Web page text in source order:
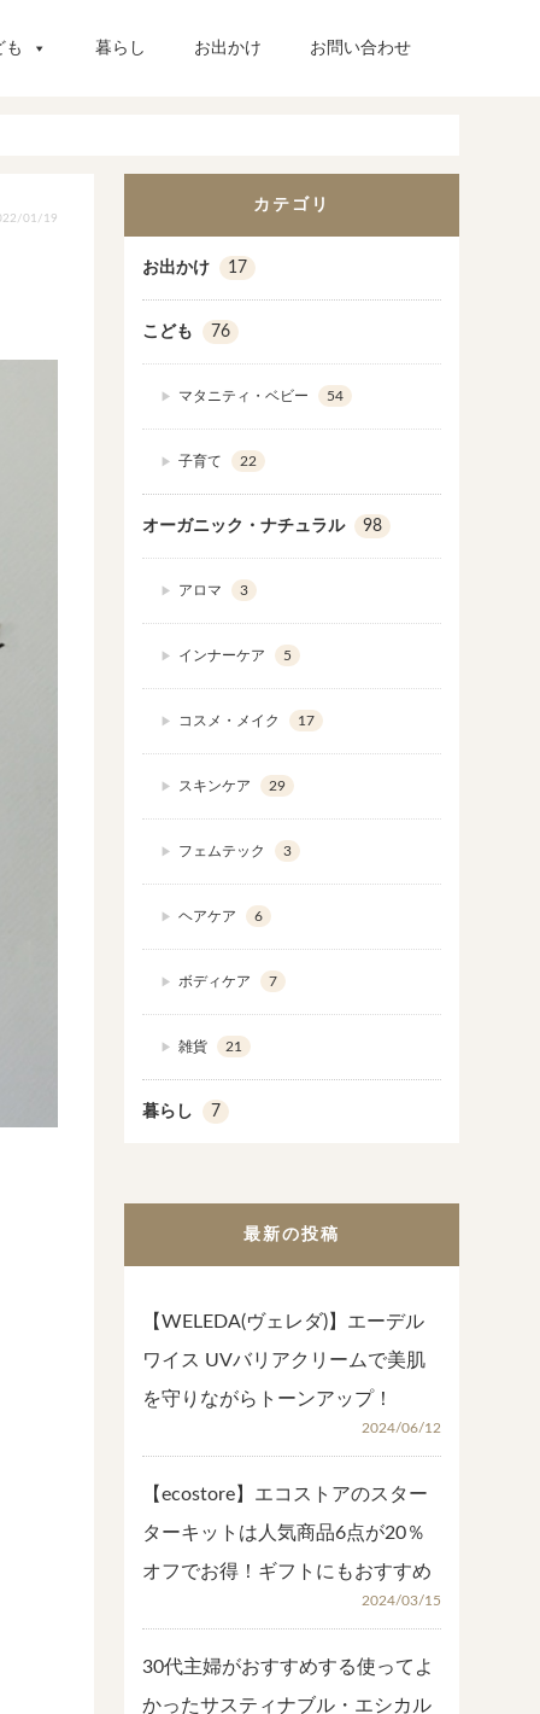
も 暮らし お出かけ お問い合わせ
01/19
カテゴリ
お出かけ 17
こども 76
マタニティ・ベビー 54
子育て 22
オーガニック・ナチュラル 98
アロマ 3
インナーケア 5
コスメ・メイク 17
スキンケア 29
フェムテック 3
ヘアケア 6
ボディケア 7
雑貨 21
暮らし 7
最新の投稿
【WELEDA(ヴェレダ)】エーデル
ワイス UVバリアクリームで美肌
を守りながらトーンアップ！
2024/06/12
【ecostore】エコストアのスター
ターキットは人気商品6点が20％
オフでお得！ギフトにもおすすめ
2024/03/15
30代主婦がおすすめする使ってよ
かったサスティナブル・エシカル